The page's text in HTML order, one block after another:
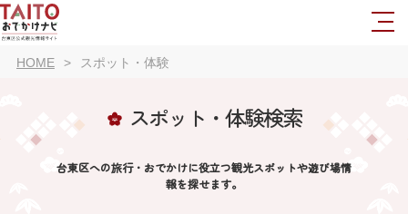
HOME スポット・体験
スポット・体験検索
台東区への旅行・おでかけに役立つ観光スポットや遊び場情
報を探せます。